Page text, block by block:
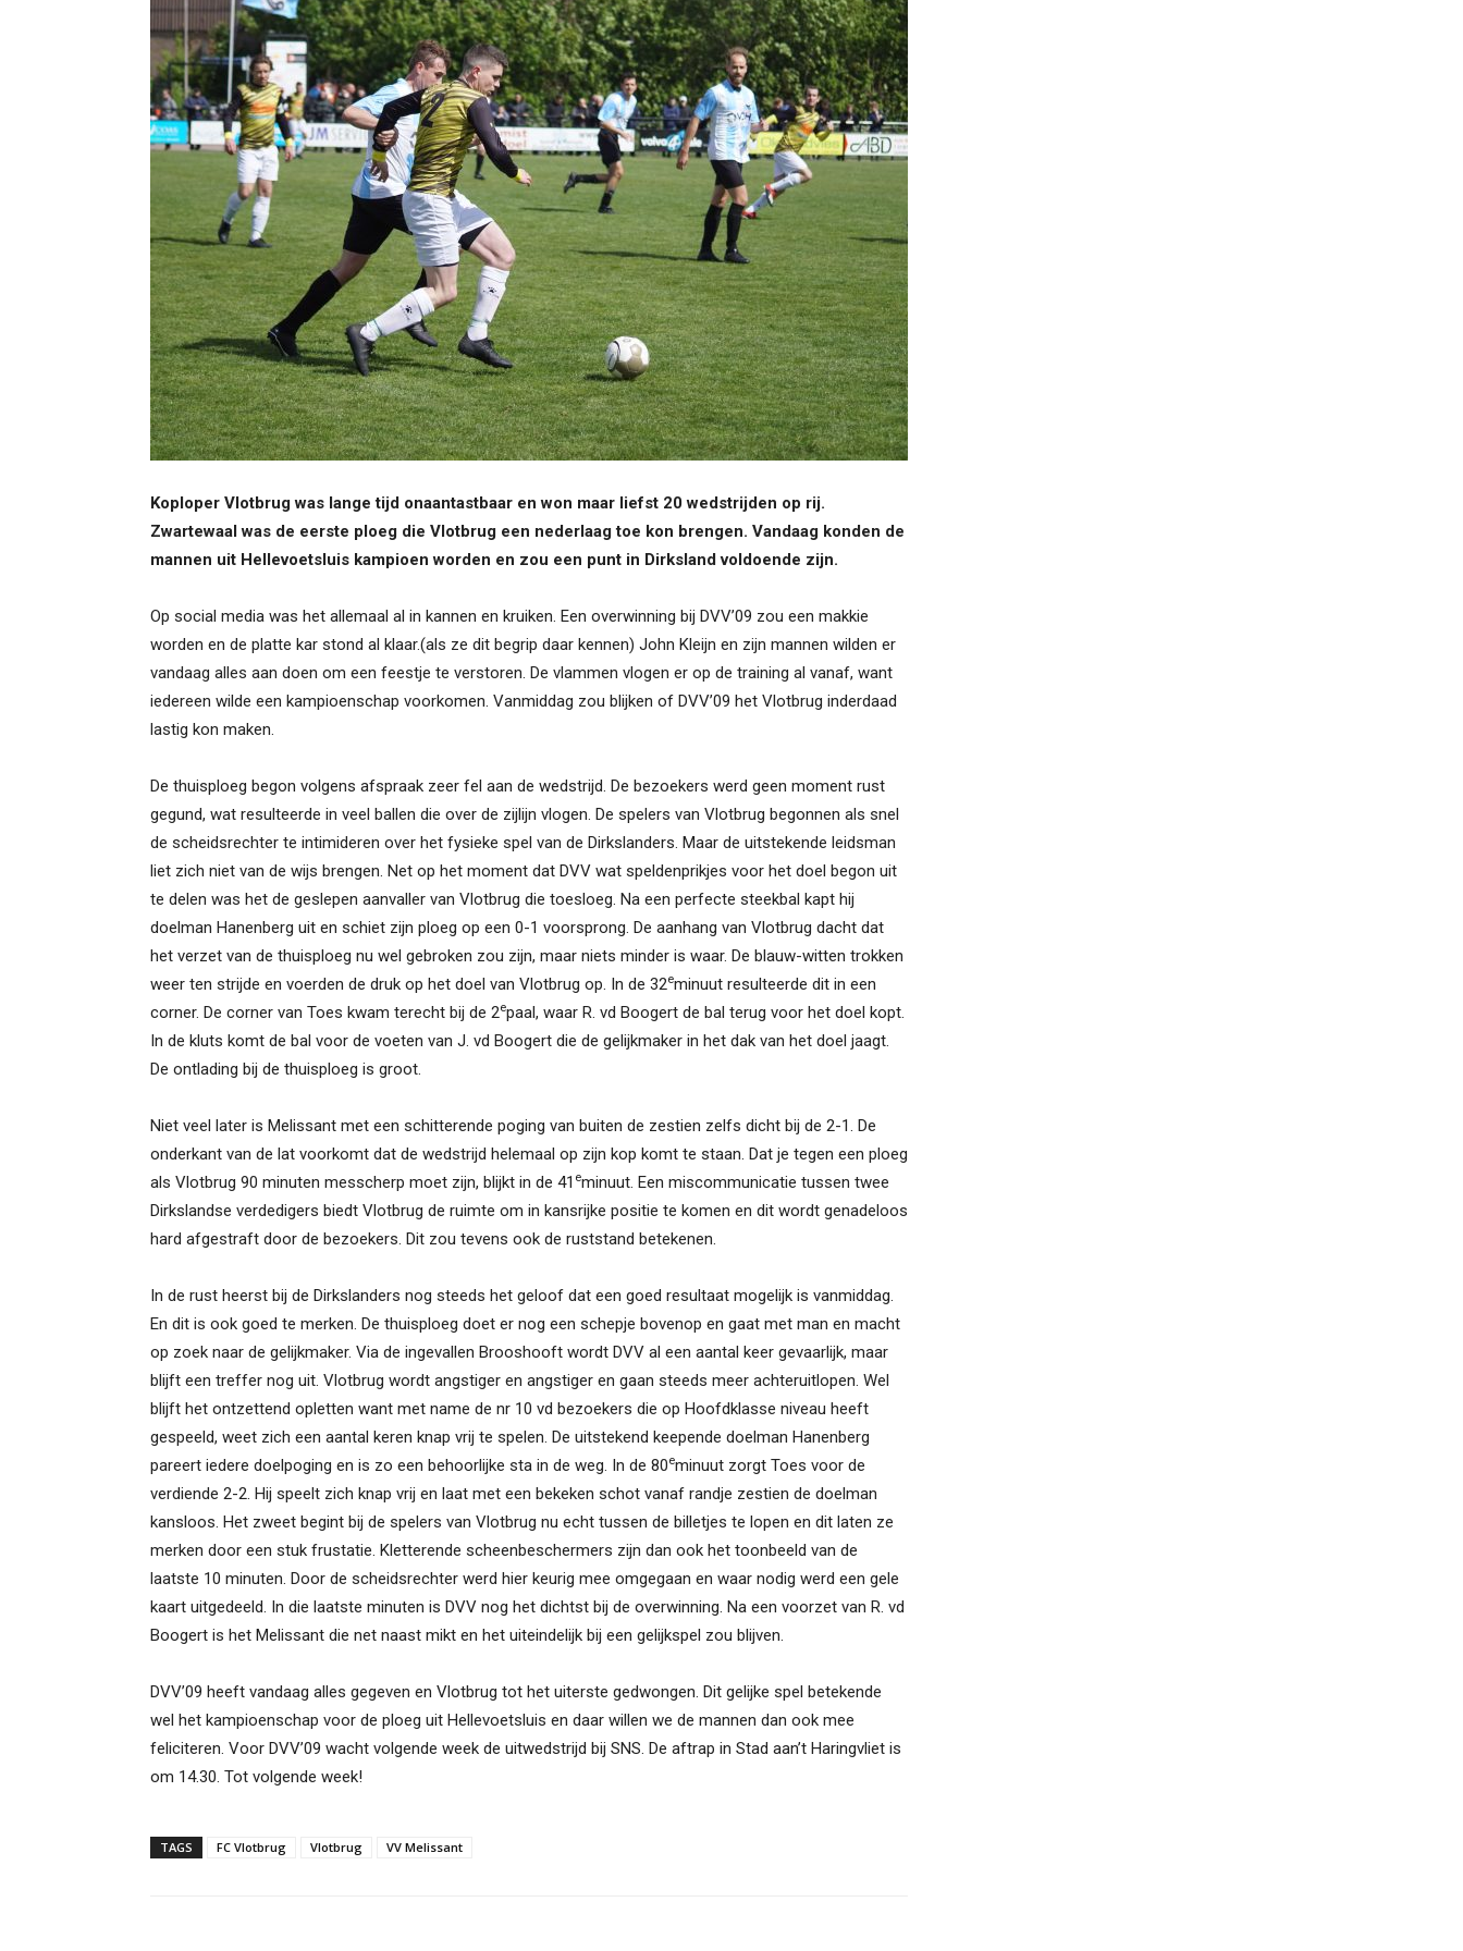
Koploper Vlotbrug was lange tijd onaantastbaar en won maar liefst 20 wedstrijden op rij.
Zwartewaal was de eerste ploeg die Vlotbrug een nederlaag toe kon brengen. Vandaag konden de
mannen uit Hellevoetsluis kampioen worden en zou een punt in Dirksland voldoende zijn.
Op social media was het allemaal al in kannen en kruiken. Een overwinning bij DVV’09 zou een makkie
worden en de platte kar stond al klaar.(als ze dit begrip daar kennen) John Kleijn en zijn mannen wilden er
vandaag alles aan doen om een feestje te verstoren. De vlammen vlogen er op de training al vanaf, want
iedereen wilde een kampioenschap voorkomen. Vanmiddag zou blijken of DVV’09 het Vlotbrug inderdaad
lastig kon maken.
De thuisploeg begon volgens afspraak zeer fel aan de wedstrijd. De bezoekers werd geen moment rust
gegund, wat resulteerde in veel ballen die over de zijlijn vlogen. De spelers van Vlotbrug begonnen als snel
de scheidsrechter te intimideren over het fysieke spel van de Dirkslanders. Maar de uitstekende leidsman
liet zich niet van de wijs brengen. Net op het moment dat DVV wat speldenprikjes voor het doel begon uit
te delen was het de geslepen aanvaller van Vlotbrug die toesloeg. Na een perfecte steekbal kapt hij
doelman Hanenberg uit en schiet zijn ploeg op een 0-1 voorsprong. De aanhang van Vlotbrug dacht dat
het verzet van de thuisploeg nu wel gebroken zou zijn, maar niets minder is waar. De blauw-witten trokken
weer ten strijde en voerden de druk op het doel van Vlotbrug op. In de 32eminuut resulteerde dit in een
corner. De corner van Toes kwam terecht bij de 2epaal, waar R. vd Boogert de bal terug voor het doel kopt.
In de kluts komt de bal voor de voeten van J. vd Boogert die de gelijkmaker in het dak van het doel jaagt.
De ontlading bij de thuisploeg is groot.
Niet veel later is Melissant met een schitterende poging van buiten de zestien zelfs dicht bij de 2-1. De
onderkant van de lat voorkomt dat de wedstrijd helemaal op zijn kop komt te staan. Dat je tegen een ploeg
als Vlotbrug 90 minuten messcherp moet zijn, blijkt in de 41 eminuut. Een miscommunicatie tussen twee
Dirkslandse verdedigers biedt Vlotbrug de ruimte om in kansrijke positie te komen en dit wordt genadeloos
hard afgestraft door de bezoekers. Dit zou tevens ook de ruststand betekenen.
In de rust heerst bij de Dirkslanders nog steeds het geloof dat een goed resultaat mogelijk is vanmiddag.
En dit is ook goed te merken. De thuisploeg doet er nog een schepje bovenop en gaat met man en macht
op zoek naar de gelijkmaker. Via de ingevallen Brooshooft wordt DVV al een aantal keer gevaarlijk, maar
blijft een treffer nog uit. Vlotbrug wordt angstiger en angstiger en gaan steeds meer achteruitlopen. Wel
blijft het ontzettend opletten want met name de nr 10 vd bezoekers die op Hoofdklasse niveau heeft
gespeeld, weet zich een aantal keren knap vrij te spelen. De uitstekend keepende doelman Hanenberg
pareert iedere doelpoging en is zo een behoorlijke sta in de weg. In de 80eminuut zorgt Toes voor de
verdiende 2-2. Hij speelt zich knap vrij en laat met een bekeken schot vanaf randje zestien de doelman
kansloos. Het zweet begint bij de spelers van Vlotbrug nu echt tussen de billetjes te lopen en dit laten ze
merken door een stuk frustatie. Kletterende scheenbeschermers zijn dan ook het toonbeeld van de
laatste 10 minuten. Door de scheidsrechter werd hier keurig mee omgegaan en waar nodig werd een gele
kaart uitgedeeld. In die laatste minuten is DVV nog het dichtst bij de overwinning. Na een voorzet van R. vd
Boogert is het Melissant die net naast mikt en het uiteindelijk bij een gelijkspel zou blijven.
DVV’09 heeft vandaag alles gegeven en Vlotbrug tot het uiterste gedwongen. Dit gelijke spel betekende
wel het kampioenschap voor de ploeg uit Hellevoetsluis en daar willen we de mannen dan ook mee
feliciteren. Voor DVV’09 wacht volgende week de uitwedstrijd bij SNS. De aftrap in Stad aan’t Haringvliet is
om 14.30. Tot volgende week!
TAGS FC Vlotbrug Vlotbrug VV Melissant